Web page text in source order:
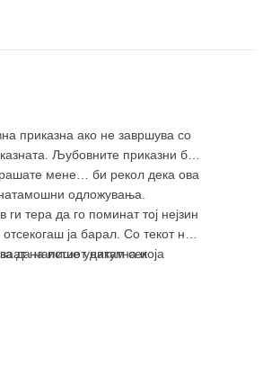
приказна ако не завршува со
Љубовните приказни би
мене… би рекол дека ова
одложувања.
тера да го поминат тој нејзин
ја барал. Со текот на
на истиот датум секоја
да напише уникатна и